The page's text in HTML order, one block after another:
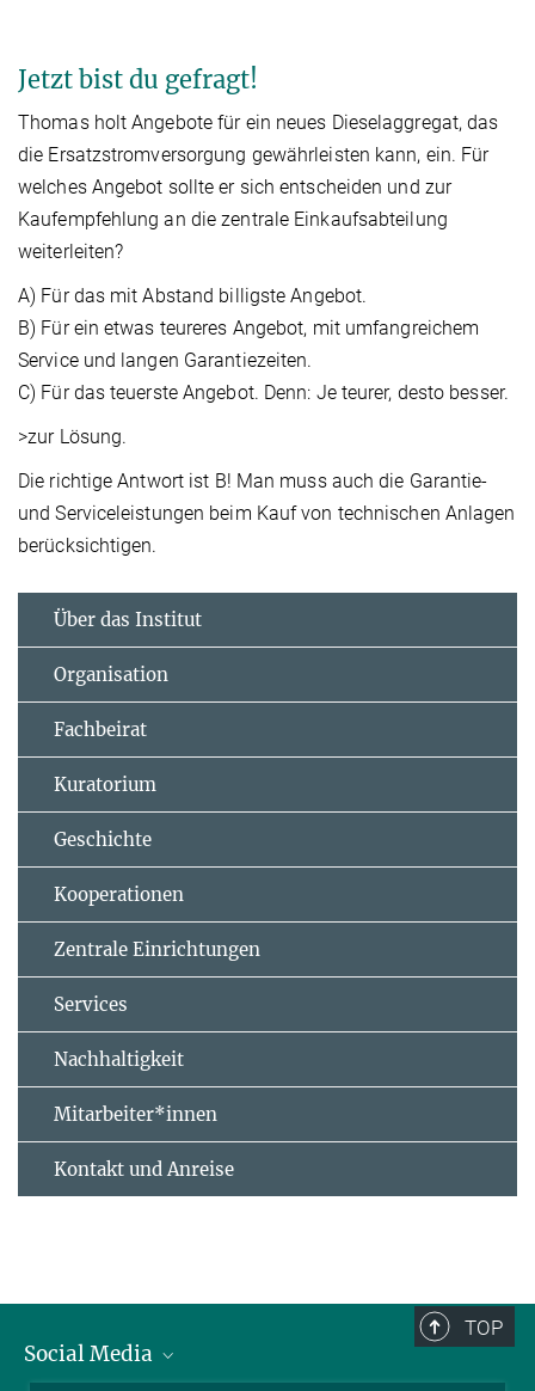
Jetzt bist du gefragt!
Thomas holt Angebote für ein neues Dieselaggregat, das
die Ersatzstromversorgung gewährleisten kann, ein. Für
welches Angebot sollte er sich entscheiden und zur
Kaufempfehlung an die zentrale Einkaufsabteilung
weiterleiten?
A) Für das mit Abstand billigste Angebot.
B) Für ein etwas teureres Angebot, mit umfangreichem
Service und langen Garantiezeiten.
C) Für das teuerste Angebot. Denn: Je teurer, desto besser.
>zur Lösung.
Die richtige Antwort ist B! Man muss auch die Garantie-
und Serviceleistungen beim Kauf von technischen Anlagen
berücksichtigen.
Über das Institut
Organisation
Fachbeirat
Kuratorium
Geschichte
Kooperationen
Zentrale Einrichtungen
Services
Nachhaltigkeit
Mitarbeiter*innen
Kontakt und Anreise
TOP
Social Media